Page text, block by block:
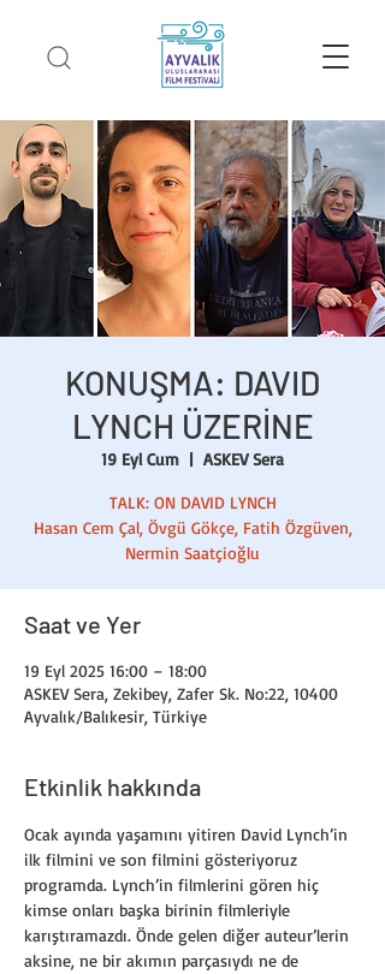
KONUŞMA: DAVID
LYNCH ÜZERİNE
19 Eyl Cum
  |
ASKEV Sera
TALK: ON DAVID LYNCH
Hasan Cem Çal, Övgü Gökçe, Fatih Özgüven,
Nermin Saatçioğlu
Saat ve Yer
19 Eyl 2025 16:00 – 18:00
ASKEV Sera, Zekibey, Zafer Sk. No:22, 10400
Ayvalık/Balıkesir, Türkiye
Etkinlik hakkında
Ocak ayında yaşamını yitiren David Lynch’in
ilk filmini ve son filmini gösteriyoruz
programda. Lynch’in filmlerini gören hiç
kimse onları başka birinin filmleriyle
karıştıramazdı. Önde gelen diğer auteur’lerin
aksine, ne bir akımın parçasıydı ne de